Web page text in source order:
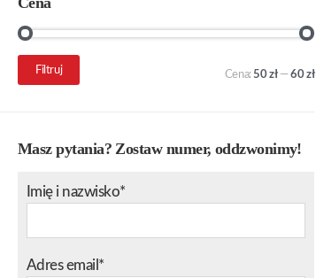
Cena
min.
Cena
maks.
Filtruj Cena:50 zł—60 zł
Masz pytania? Zostaw numer, oddzwonimy!
Imię i nazwisko*
Adres email*